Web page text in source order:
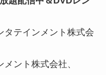
タテインメント株式会
ント株式会社、